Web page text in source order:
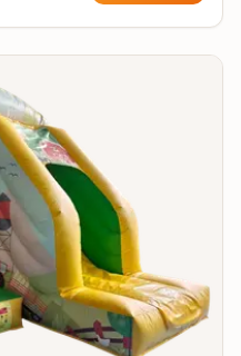
komplett med höga
för att ge en trygg
kosmos på ett säkert